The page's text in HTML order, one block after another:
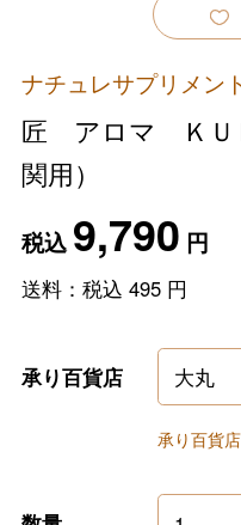
ナチュレサプリメン
匠 アロマ ＫＵ
関用）
税込9,790 円
送料：税込 495円
承り百貨店
承り百貨